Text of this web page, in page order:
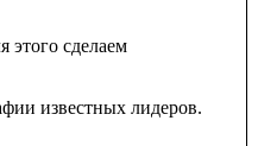
этого сделаем
известных лидеров.